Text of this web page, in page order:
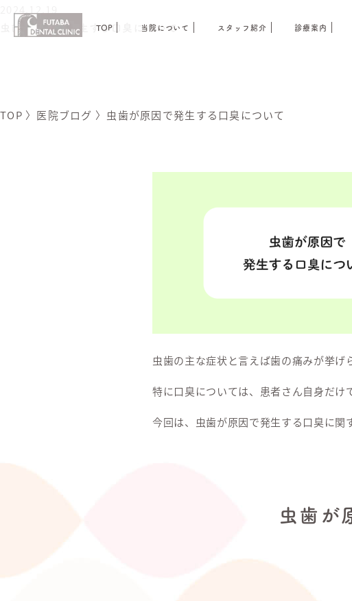
TOP 当院について スタッフ紹介 診療案内
虫歯が原因で発生する口臭について
TOP 〉 医院ブログ 〉 虫歯が原因で発生する口臭について
虫歯の主な症状と言えば歯の痛みが挙げ
特に口臭については、患者さん自身だけ
今回は、虫歯が原因で発生する口臭に関
虫歯が